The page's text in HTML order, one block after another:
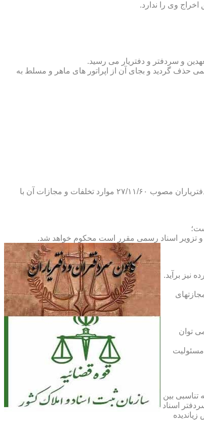
وی را ندارد.
و سردفتر و دفتریار می رسید.
اسناد رسمی حذف گردید و بجای آن از اپراتور های ماهر و مسلط به
و طبق ماده ۲۹ آئین نامه های بند ۴ ماده ۶ و تبصره ۲ ماده ۶ و مواد ۱۴- ۱۷-۱۹-۲۰-۲۴-۲۸-۳۷ و ۵۳ قانون دفاتر اسناد رسمی و کانون سردفتران و دفتریاران مصوب ۲۷/۱۱/۶۰ موارد تخلفات و مجازات آن با
تزویر اسناد رسمی مقرر است محکوم خواهد شد.
نیز برآید.
توان
مسئولیت
بین
اسناد